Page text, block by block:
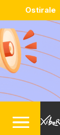
Ostirale